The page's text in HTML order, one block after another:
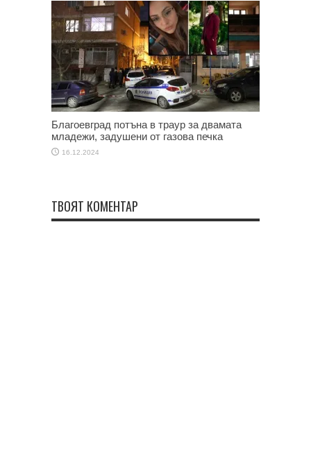
Благоевград потъна в траур за двамата
младежи, задушени от газова печка
16.12.2024
ТВОЯТ КОМЕНТАР